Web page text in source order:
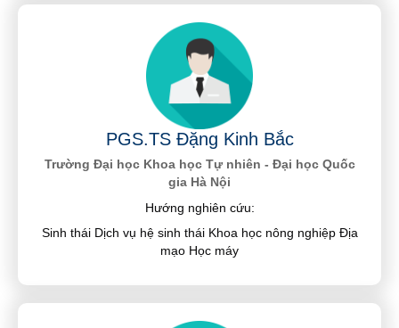
PGS.TS Đặng Kinh Bắc
Trường Đại học Khoa học Tự nhiên - Đại học Quốc
gia Hà Nội
Hướng nghiên cứu:
Sinh thái Dịch vụ hệ sinh thái Khoa học nông nghiệp Địa
mạo Học máy